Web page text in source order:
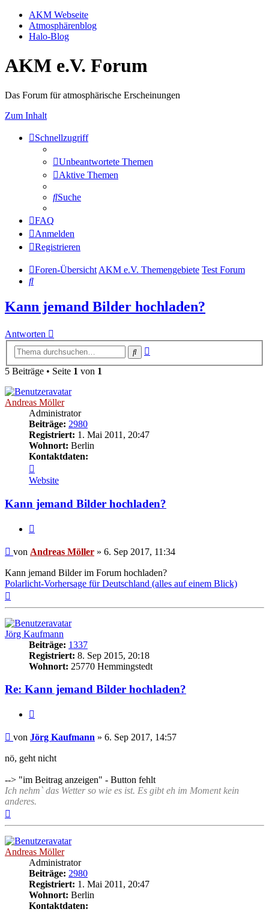
AKM Webseite
Atmosphärenblog
Halo-Blog
AKM e.V. Forum
Das Forum für atmosphärische Erscheinungen
Zum Inhalt
Schnellzugriff
Unbeantwortete Themen
Aktive Themen
Suche
FAQ
Anmelden
Registrieren
Foren-Übersicht AKM e.V. Themengebiete Test Forum
Suche
Kann jemand Bilder hochladen?
Antworten
Suche
5 Beiträge • Seite 1 von 1
Andreas Möller
Administrator
Beiträge: 2980
Registriert: 1. Mai 2011, 20:47
Wohnort: Berlin
Kontaktdaten:
von
Andreas
Möller
Website
Kann jemand Bilder hochladen?
Beitrag
von Andreas Möller » 6. Sep 2017, 11:34
Kann jemand Bilder im Forum hochladen?
Polarlicht-Vorhersage für Deutschland (alles auf einem Blick)
Jörg Kaufmann
Beiträge: 1337
Registriert: 8. Sep 2015, 20:18
Wohnort: 25770 Hemmingstedt
Re: Kann jemand Bilder hochladen?
Beitrag
von Jörg Kaufmann » 6. Sep 2017, 14:57
nö, geht nicht
--> "im Beitrag anzeigen" - Button fehlt
Ich nehm` das Wetter so wie es ist. Es gibt eh im Moment kein
anderes.
Andreas Möller
Administrator
Beiträge: 2980
Registriert: 1. Mai 2011, 20:47
Wohnort: Berlin
Kontaktdaten: